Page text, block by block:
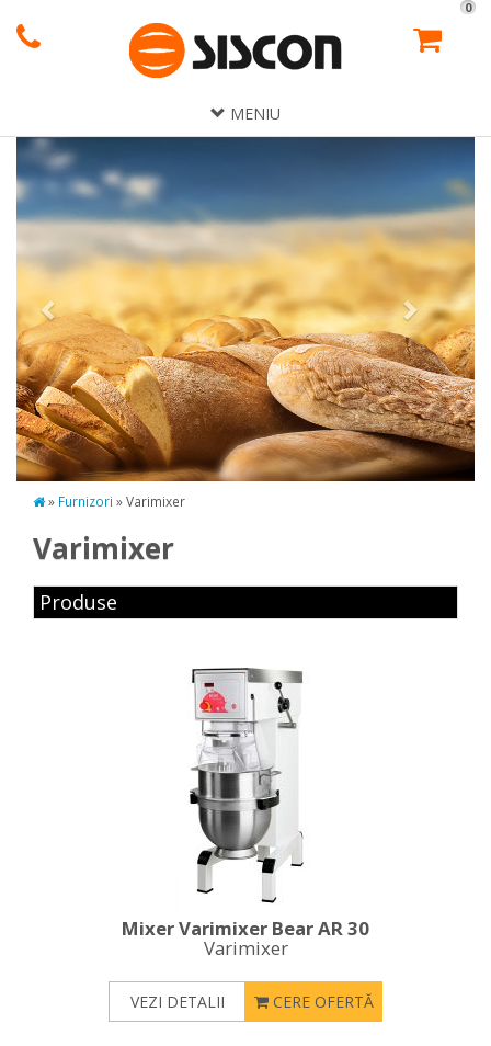
0
MENIU
Previous Next
» Furnizori » Varimixer
Varimixer
Produse
Mixer Varimixer Bear AR 30
Varimixer
VEZI DETALII CERE OFERTĂ